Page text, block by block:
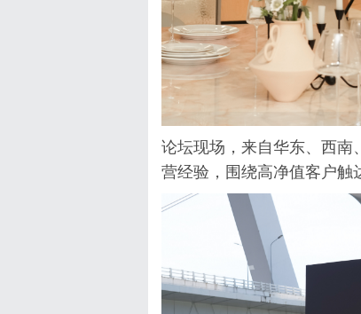
论坛现场，来自华东、西南
营经验，围绕高净值客户触